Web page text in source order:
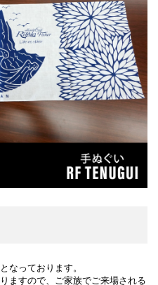
なっております。
ますので、ご家族でご来場される